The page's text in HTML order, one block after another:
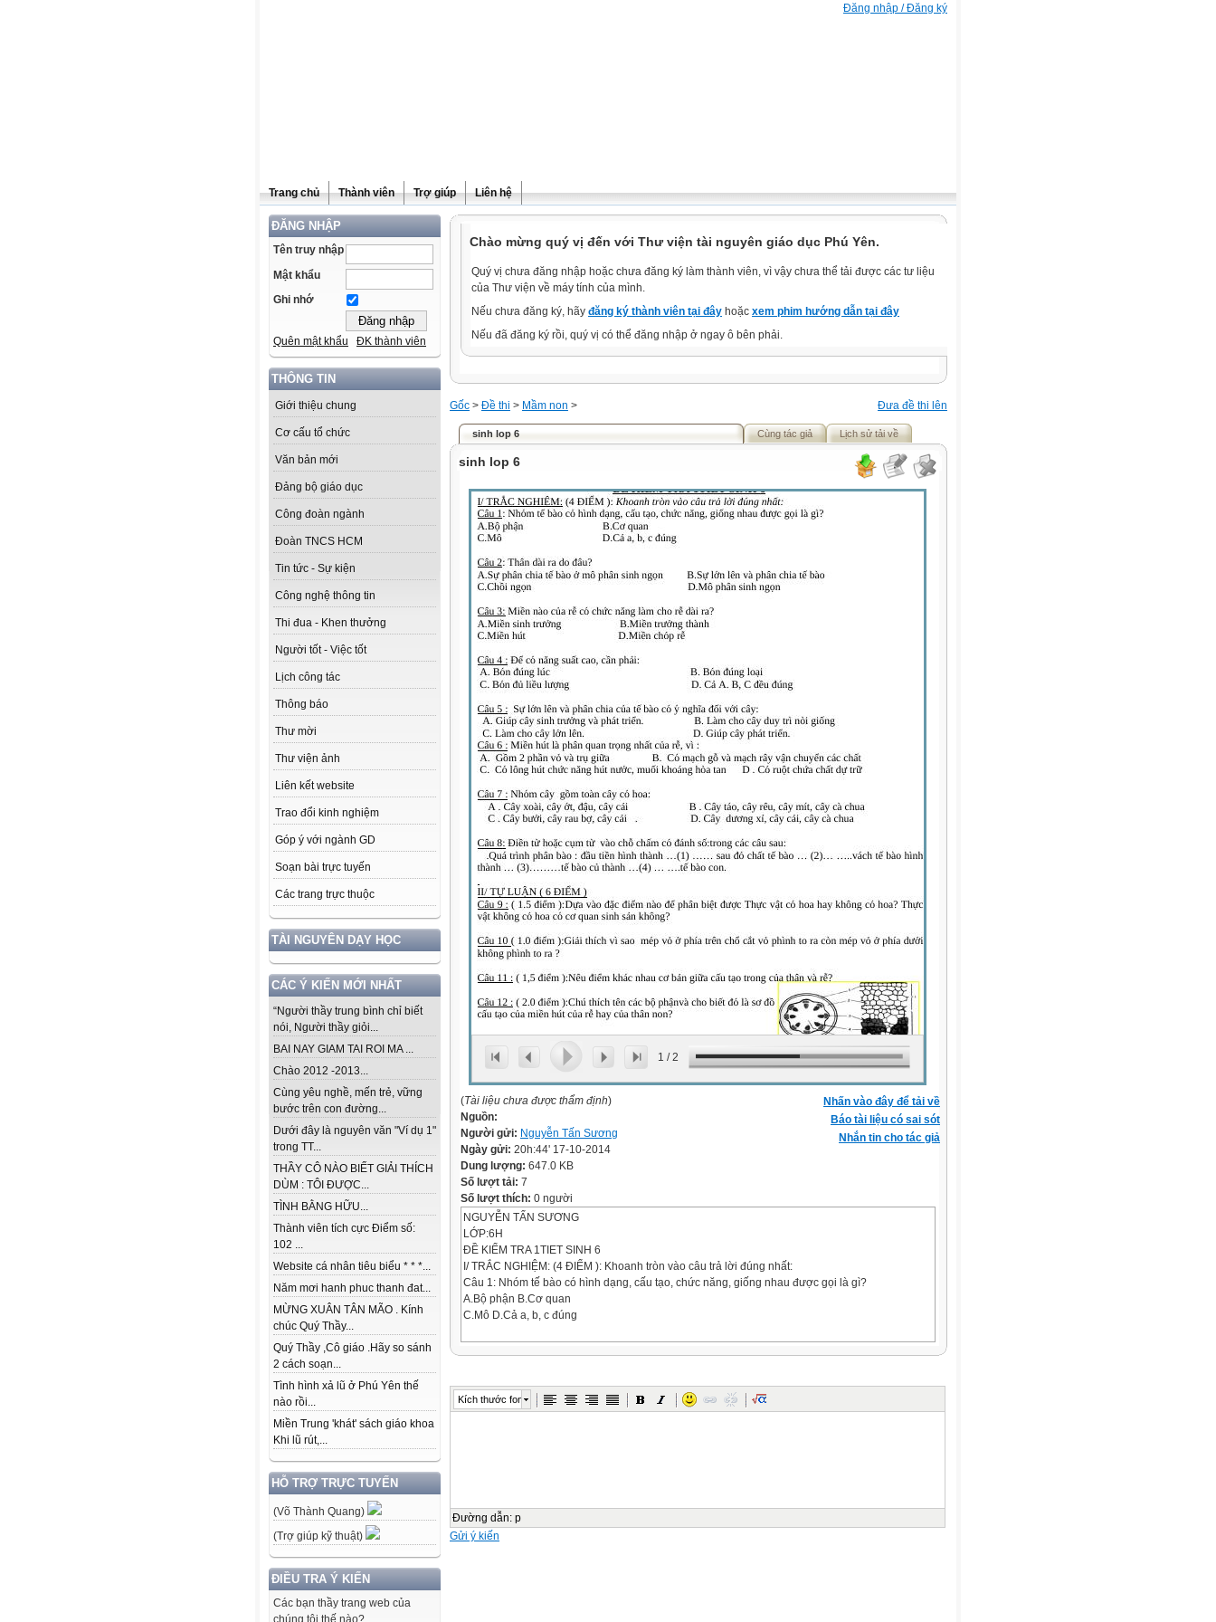
Đăng nhập / Đăng ký
Trang chủ Thành viên Trợ giúp Liên hệ
ĐĂNG NHẬP
Tên truy nhập
Mật khẩu
Ghi nhớ
Quên mật khẩu ĐK thành viên
THÔNG TIN
Giới thiệu chung
Cơ cấu tổ chức
Văn bản mới
Đảng bộ giáo dục
Công đoàn ngành
Đoàn TNCS HCM
Tin tức - Sự kiện
Công nghệ thông tin
Thi đua - Khen thưởng
Người tốt - Việc tốt
Lịch công tác
Thông báo
Thư mời
Thư viện ảnh
Liên kết website
Trao đổi kinh nghiệm
Góp ý với ngành GD
Soạn bài trực tuyến
Các trang trực thuộc
TÀI NGUYÊN DẠY HỌC
CÁC Ý KIẾN MỚI NHẤT
“Người thầy trung bình chỉ biết
nói, Người thầy giỏi...
BAI NAY GIAM TAI ROI MA ...
Chào 2012 -2013...
Cùng yêu nghề, mến trẻ, vững
bước trên con đường...
Dưới đây là nguyên văn "Ví dụ 1"
trong TT...
THẦY CÔ NÀO BIẾT GIẢI THÍCH
DÙM : TÔI ĐƯỢC...
TÌNH BẰNG HỮU...
Thành viên tích cực Điểm số:
102 ...
Website cá nhân tiêu biểu * * *...
Năm mơi hanh phuc thanh đat...
MỪNG XUÂN TÂN MÃO . Kính
chúc Quý Thầy...
Quý Thầy ,Cô giáo .Hãy so sánh
2 cách soạn...
Tình hình xả lũ ở Phú Yên thế
nào rồi...
Miền Trung 'khát' sách giáo khoa
Khi lũ rút,...
HỖ TRỢ TRỰC TUYẾN
(Võ Thành Quang)
(Trợ giúp kỹ thuật)
ĐIỀU TRA Ý KIẾN
Các bạn thầy trang web của
chúng tôi thế nào?
Chào mừng quý vị đến với Thư viện tài nguyên giáo dục Phú Yên.
Quý vị chưa đăng nhập hoặc chưa đăng ký làm thành viên, vì vậy chưa thể tải được các tư liệu
của Thư viện về máy tính của mình.
Nếu chưa đăng ký, hãy đăng ký thành viên tại đây hoặc xem phim hướng dẫn tại đây
Nếu đã đăng ký rồi, quý vị có thể đăng nhập ở ngay ô bên phải.
Đưa đề thi lên
Gốc > Đề thi > Mầm non >
sinh lop 6 Cùng tác giả Lịch sử tải về
sinh lop 6
1 /2
Nhấn vào đây để tải về
Báo tài liệu có sai sót
Nhắn tin cho tác giả
(Tài liệu chưa được thẩm định)
Nguồn:
Người gửi: Nguyễn Tấn Sương
Ngày gửi: 20h:44' 17-10-2014
Dung lượng: 647.0 KB
Số lượt tải: 7
Số lượt thích: 0 người
NGUYỄN TẤN SƯƠNG
LỚP:6H
ĐỀ KIỂM TRA 1TIET SINH 6
I/ TRẮC NGHIỆM: (4 ĐIỂM ): Khoanh tròn vào câu trả lời đúng nhất:
Câu 1: Nhóm tế bào có hình dạng, cấu tạo, chức năng, giống nhau được gọi là gì?
A.Bộ phận B.Cơ quan
C.Mô D.Cả a, b, c đúng
Câu 3: Miền nào của rễ có chức năng làm cho rễ dài ra?
C. Bón đủ liều lượng D. Cả A. B, C đều đúng
Câu 5 : Sự lớn lên và phân chia của tế bào có ý nghĩa đối với cây:
Kích thước font
Đường dẫn: p
Gửi ý kiến